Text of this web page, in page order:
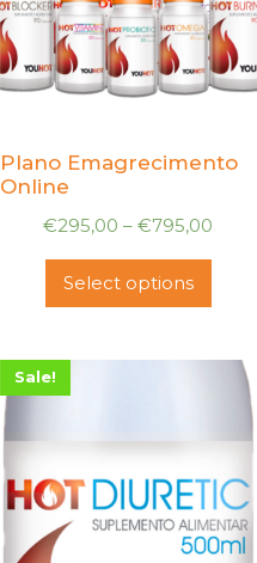
Plano Emagrecimento
Online
€295,00 –€795,00
Select options
Sale!